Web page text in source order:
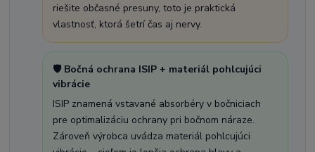
riešite občasné presuny, toto je praktická
vlastnosť, ktorá šetrí čas aj nervy.
🛡️ Bočná ochrana ISIP + materiál pohlcujúci
vibrácie
ISIP znamená vstavané absorbéry v bočniciach
pre optimalizáciu ochrany pri bočnom náraze.
Zároveň výrobca uvádza materiál pohlcujúci